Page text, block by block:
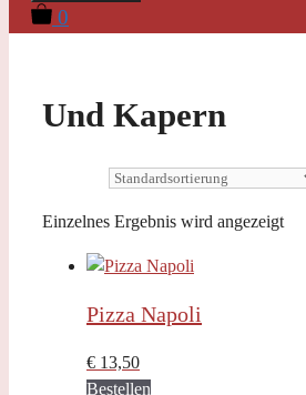
0
Und Kapern
Einzelnes Ergebnis wird angezeigt
Pizza Napoli
€ 13,50
Bestellen